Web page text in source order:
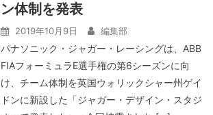
ン体制を発表
2019年10月9日 編集部
パナソニック・ジャガー・レーシングは、ABB
FIAフォーミュラE選手権の第6シーズンに向
け、チーム体制を英国ウォリックシャー州ゲイ
ドンに新設した「ジャガー・デザイン・スタジ